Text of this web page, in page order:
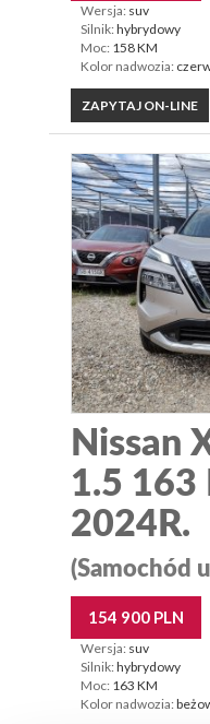
Wersja: suv
Silnik: hybrydowy
Moc: 158 KM
Kolor nadwozia:
ZAPYTAJ ON-LINE
Nissan
1.5 163
2024R.
(Samochód
154 900 PLN
Wersja: suv
Silnik: hybrydowy
Moc: 163 KM
Kolor nadwozia: